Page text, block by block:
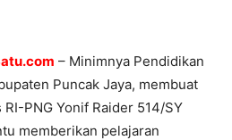
– Minimnya Pendidikan
Puncak Jaya, membuat
PNG Yonif Raider 514/SY
memberikan pelajaran